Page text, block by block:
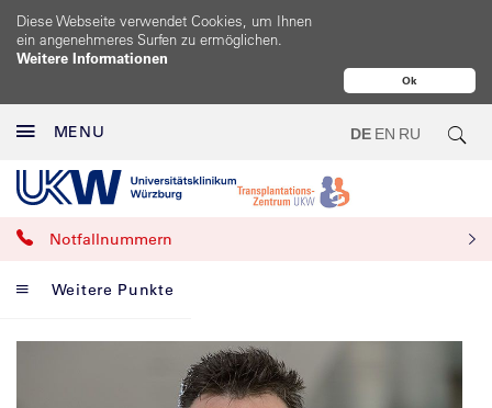
Ok
Diese Webseite verwendet Cookies, um Ihnen
ein angenehmeres Surfen zu ermöglichen.
Weitere Informationen
MENU DE EN RU
Notfallnummern
Weitere Punkte